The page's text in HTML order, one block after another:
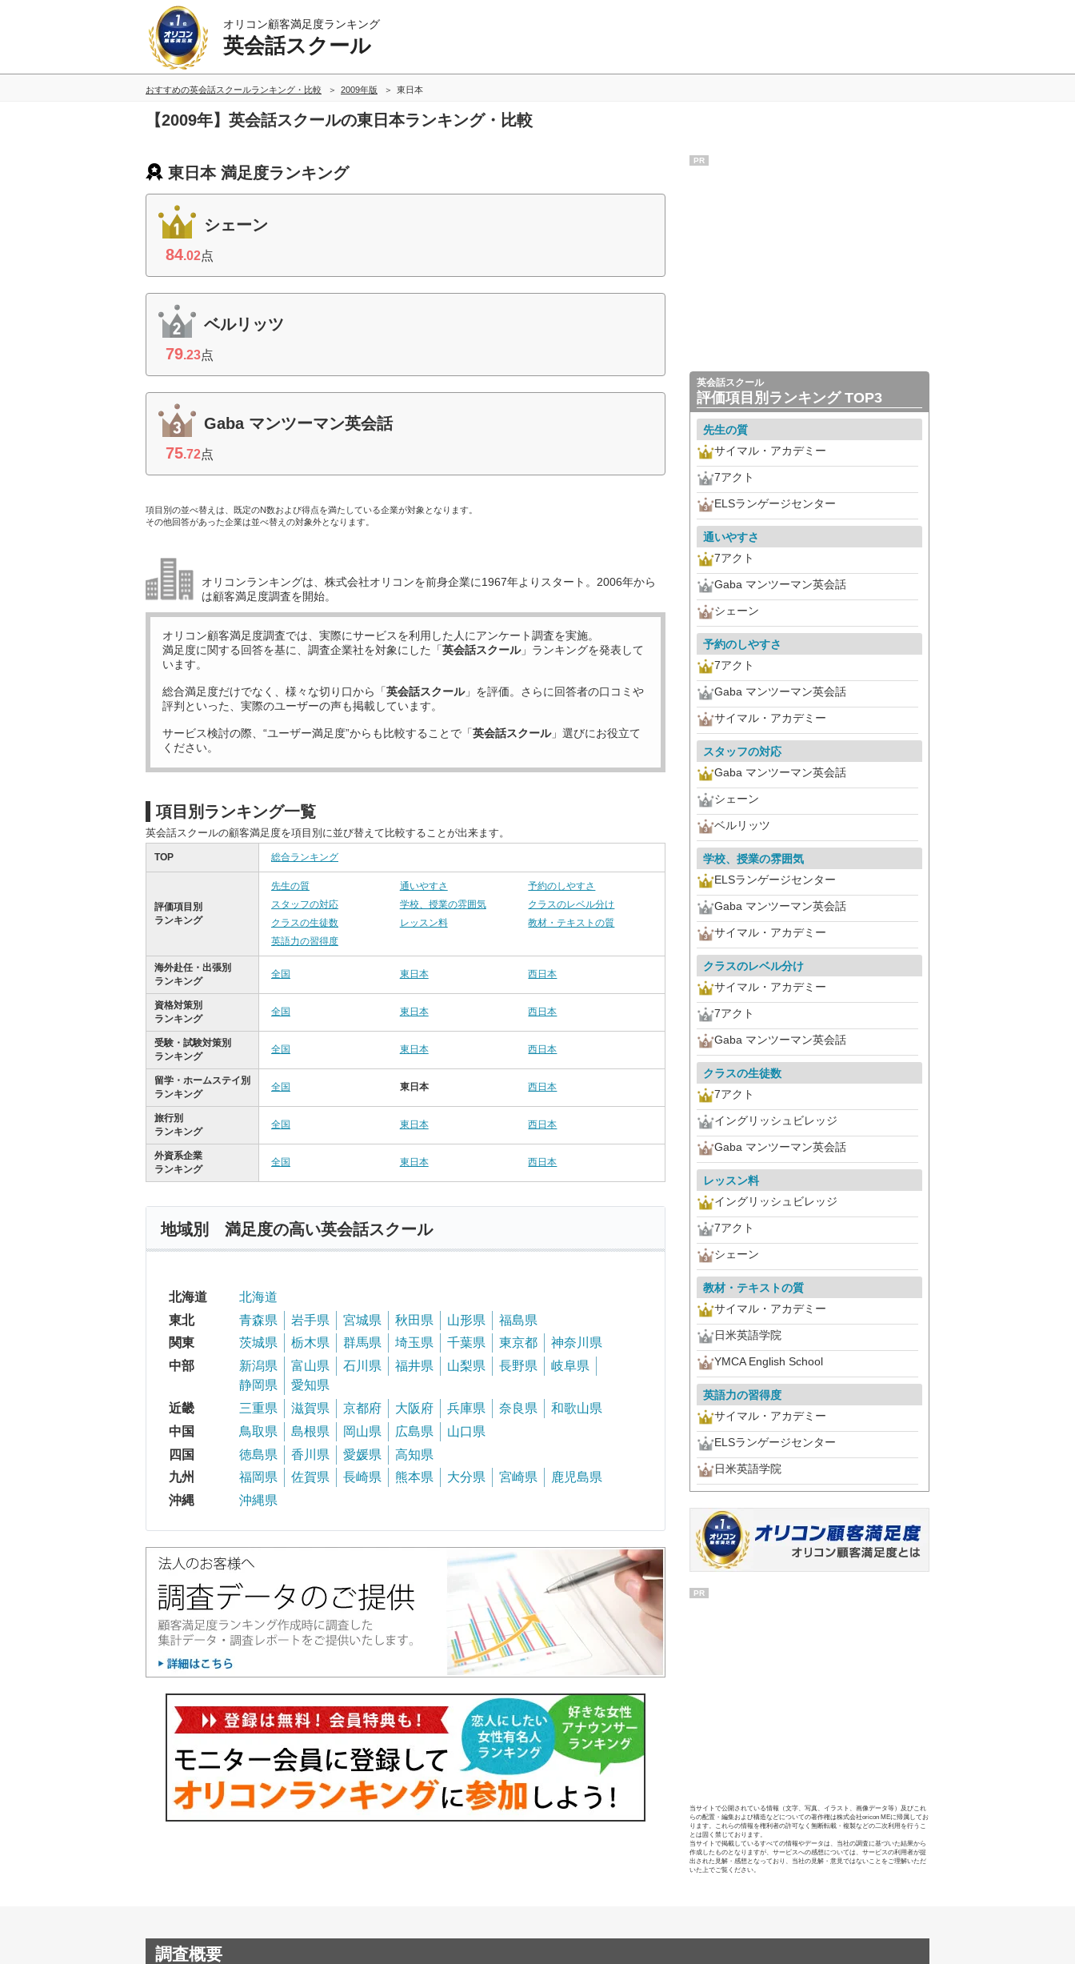
オリコン顧客満足度ランキング
英会話スクール
おすすめの英会話スクールランキング・比較 2009年版 東日本
【2009年】英会話スクールの東日本ランキング・比較
東日本 満足度ランキング
シェーン
84.02点
ベルリッツ
79.23点
Gaba マンツーマン英会話
75.72点
項目別の並べ替えは、既定のN数および得点を満たしている企業が対象となります。
その他回答があった企業は並べ替えの対象外となります。
オリコンランキングは、株式会社オリコンを前身企業に1967年よりスタート。2006年から
は顧客満足度調査を開始。
オリコン顧客満足度調査では、実際にサービスを利用した 人にアンケート調査を実施。
満足度に関する回答を基に、調査企業社を対象にした「英会話スクール」ランキングを発表して
います。
総合満足度だけでなく、様々な切り口から「英会話スクール」を評価。さらに回答者の口コミや
評判といった、実際のユーザーの声も掲載しています。
サービス検討の際、“ユーザー満足度”からも比較することで「英会話スクール」選びにお役立て
ください。
項目別ランキング一覧
英会話スクールの顧客満足度を項目別に並び替えて比較することが出来ます。
TOP 総合ランキング
評価項目別
ランキング
先生の質 通いやすさ
予約のしやすさ
スタッフの対応
学校、授業の雰囲気
クラスのレベル分け
クラスの生徒数
レッスン料
教材・テキストの質
英語力の習得度
海外赴任・出張別
ランキング
全国 東日本 西日本
資格対策別
ランキング
全国 東日本 西日本
受験・試験対策別
ランキング
全国 東日本 西日本
留学・ホームステイ別
ランキング
全国 東日本 西日本
旅行別
ランキング
全国 東日本 西日本
外資系企業
ランキング
全国 東日本 西日本
地域別 満足度の高い英会話スクール
北海道
北海道
東北
青森県 岩手県 宮城県 秋田県 山形県
福島県
関東
茨城県 栃木県 群馬県 埼玉県 千葉県 東京都
神奈川県
中部
新潟県 富山県 石川県 福井県 山梨県 長野県
岐阜県
静岡県
愛知県
近畿
三重県 滋賀県 京都府 大阪府 兵庫県 奈良県
和歌山県
中国
鳥取県 島根県 岡山県 広島県
山口県
四国
徳島県 香川県 愛媛県
高知県
九州
福岡県 佐賀県 長崎県 熊本県 大分県 宮崎県
鹿児島県
沖縄
沖縄県
PR
英会話スクール
評価項目別ランキング TOP3
先生の質
サイマル・アカデミー
7アクト
ELSランゲージセンター
通いやすさ
7アクト
Gaba マンツーマン英会話
シェーン
予約のしやすさ
7アクト
Gaba マンツーマン英会話
サイマル・アカデミー
スタッフの対応
Gaba マンツーマン英会話
シェーン
ベルリッツ
学校、授業の雰囲気
ELSランゲージセンター
Gaba マンツーマン英会話
サイマル・アカデミー
クラスのレベル分け
サイマル・アカデミー
7アクト
Gaba マンツーマン英会話
クラスの生徒数
7アクト
イングリッシュビレッジ
Gaba マンツーマン英会話
レッスン料
イングリッシュビレッジ
7アクト
シェーン
教材・テキストの質
サイマル・アカデミー
日米英語学院
YMCA English School
英語力の習得度
サイマル・アカデミー
ELSランゲージセンター
日米英語学院
PR
当サイトで公開されている情報（文字、写真、イラスト、画像データ等）及びこれ
らの配置・編集および構造などについての著作権は株式会社oricon MEに帰属してお
ります。これらの情報を権利者の許可なく無断転載・複製などの二次利用を行うこ
とは固く禁じております。
当サイトで掲載しているすべての情報やデータは、当社の調査に基づいた結果から
作成したものとなりますが、サービスへの感想については、サービスの利用者が提
出された見解・感想となっており、当社の見解・意見ではないことをご理解いただ
いた上でご覧ください。
調査概要